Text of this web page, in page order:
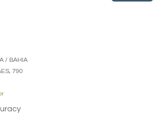
/ BAHIA
790